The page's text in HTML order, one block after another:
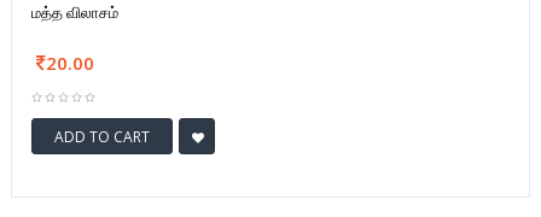
மத்த விலாசம்
20.00
ADD TO CART